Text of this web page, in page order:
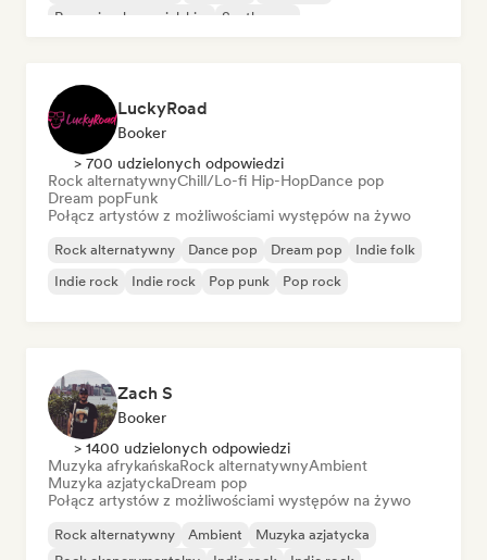
Rap w języku angielskim
Synthwave
LuckyRoad
Booker
> 700 udzielonych odpowiedzi
Rock alternatywnyChill/Lo-fi Hip-HopDance pop
Dream popFunk
Połącz artystów z możliwościami występów na żywo
Rock alternatywny Dance pop Dream pop
Indie folk
Indie rock
Indie rock Pop punk Pop rock
Zach S
Booker
> 1400 udzielonych odpowiedzi
Muzyka afrykańskaRock alternatywnyAmbient
Muzyka azjatyckaDream pop
Połącz artystów z możliwościami występów na żywo
Rock alternatywny Ambient
Muzyka azjatycka